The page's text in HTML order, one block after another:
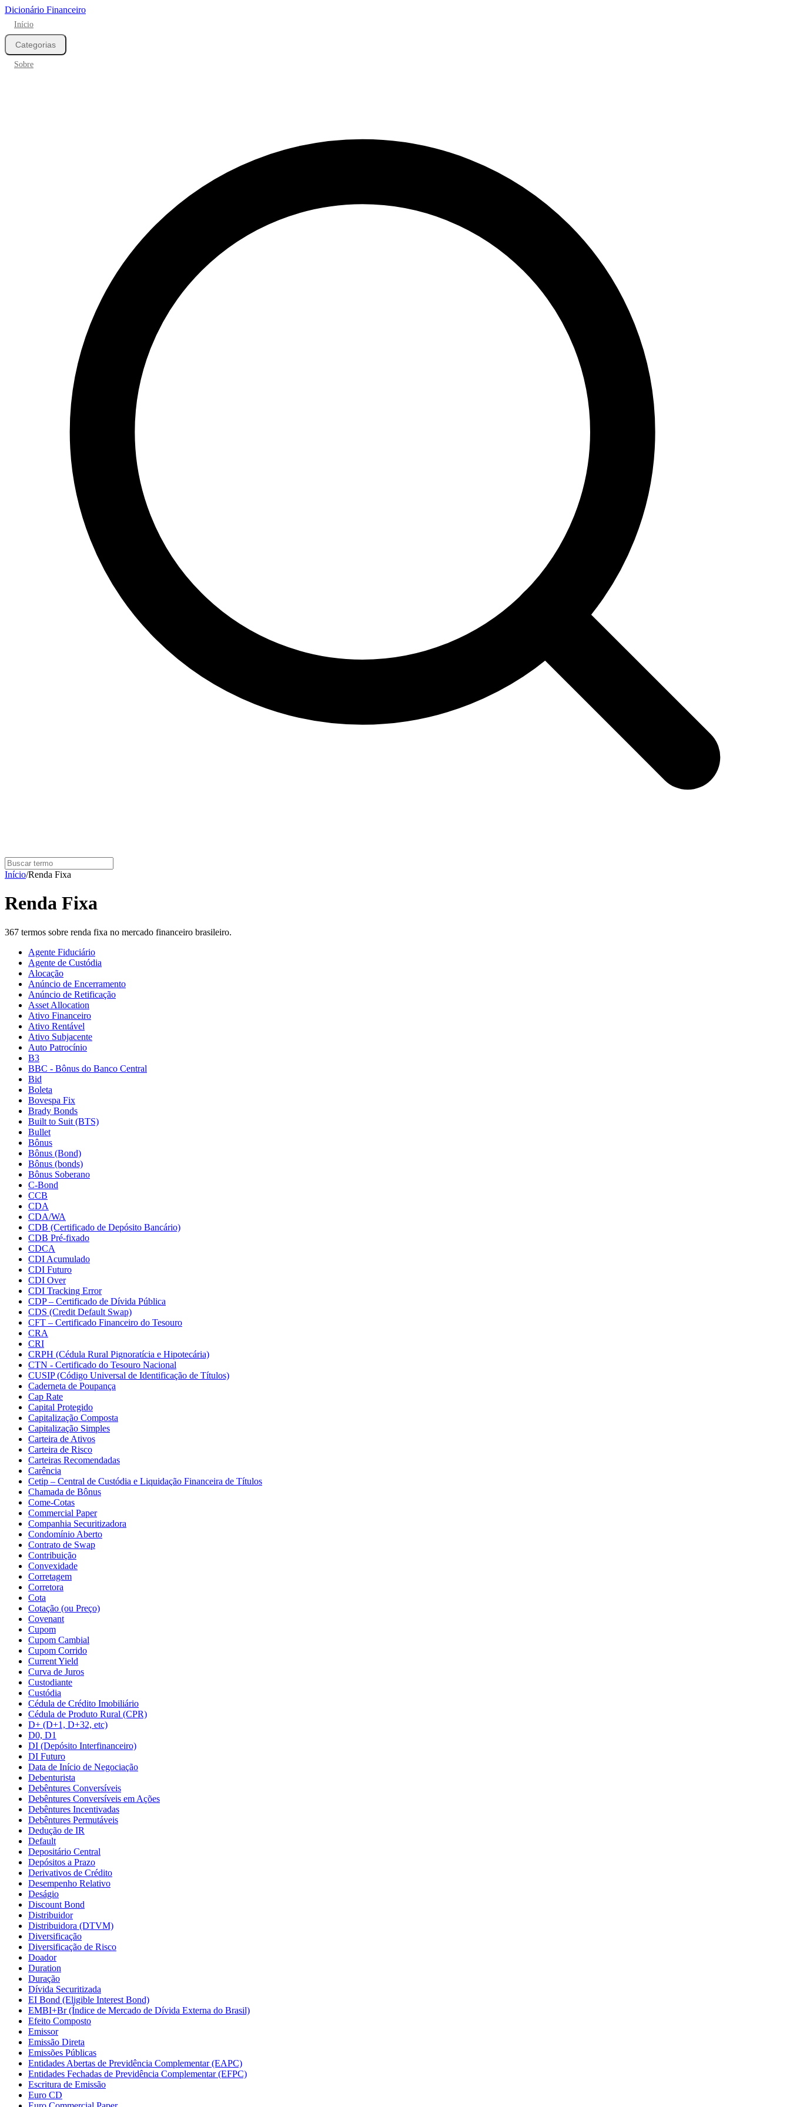
Dicionário Financeiro
Início
Categorias
Sobre
Início/Renda Fixa
Renda Fixa
367 termos sobre renda fixa no mercado financeiro brasileiro.
Agente Fiduciário
Agente de Custódia
Alocação
Anúncio de Encerramento
Anúncio de Retificação
Asset Allocation
Ativo Financeiro
Ativo Rentável
Ativo Subjacente
Auto Patrocínio
B3
BBC - Bônus do Banco Central
Bid
Boleta
Bovespa Fix
Brady Bonds
Built to Suit (BTS)
Bullet
Bônus
Bônus (Bond)
Bônus (bonds)
Bônus Soberano
C-Bond
CCB
CDA
CDA/WA
CDB (Certificado de Depósito Bancário)
CDB Pré-fixado
CDCA
CDI Acumulado
CDI Futuro
CDI Over
CDI Tracking Error
CDP – Certificado de Dívida Pública
CDS (Credit Default Swap)
CFT – Certificado Financeiro do Tesouro
CRA
CRI
CRPH (Cédula Rural Pignoratícia e Hipotecária)
CTN - Certificado do Tesouro Nacional
CUSIP (Código Universal de Identificação de Títulos)
Caderneta de Poupança
Cap Rate
Capital Protegido
Capitalização Composta
Capitalização Simples
Carteira de Ativos
Carteira de Risco
Carteiras Recomendadas
Carência
Cetip – Central de Custódia e Liquidação Financeira de Títulos
Chamada de Bônus
Come-Cotas
Commercial Paper
Companhia Securitizadora
Condomínio Aberto
Contrato de Swap
Contribuição
Convexidade
Corretagem
Corretora
Cota
Cotação (ou Preço)
Covenant
Cupom
Cupom Cambial
Cupom Corrido
Current Yield
Curva de Juros
Custodiante
Custódia
Cédula de Crédito Imobiliário
Cédula de Produto Rural (CPR)
D+ (D+1, D+32, etc)
D0, D1
DI (Depósito Interfinanceiro)
DI Futuro
Data de Início de Negociação
Debenturista
Debêntures Conversíveis
Debêntures Conversíveis em Ações
Debêntures Incentivadas
Debêntures Permutáveis
Dedução de IR
Default
Depositário Central
Depósitos a Prazo
Derivativos de Crédito
Desempenho Relativo
Deságio
Discount Bond
Distribuidor
Distribuidora (DTVM)
Diversificação
Diversificação de Risco
Doador
Duration
Duração
Dívida Securitizada
EI Bond (Eligible Interest Bond)
EMBI+Br (Índice de Mercado de Dívida Externa do Brasil)
Efeito Composto
Emissor
Emissão Direta
Emissões Públicas
Entidades Abertas de Previdência Complementar (EAPC)
Entidades Fechadas de Previdência Complementar (EFPC)
Escritura de Emissão
Euro CD